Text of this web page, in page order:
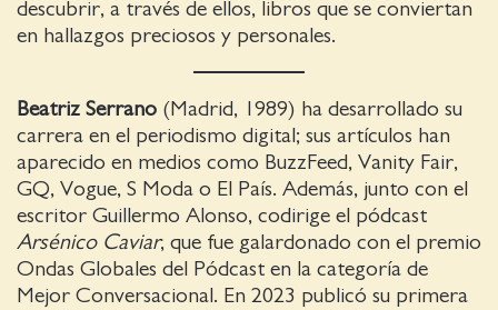
descubrir, a través de ellos, libros que se conviertan
en hallazgos preciosos y personales.
Beatriz Serrano (Madrid, 1989) ha desarrollado su
carrera en el periodismo digital; sus artículos han
aparecido en medios como BuzzFeed, Vanity Fair,
GQ, Vogue, S Moda o El País. Además, junto con el
escritor Guillermo Alonso, codirige el pódcast
Arsénico Caviar, que fue galardonado con el premio
Ondas Globales del Pódcast en la categoría de
Mejor Conversacional. En 2023 publicó su primera